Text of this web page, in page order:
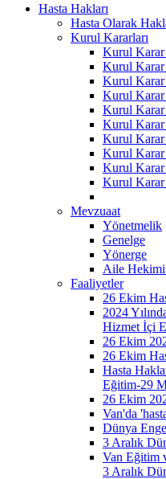
Hasta Hakları
Hasta Olarak
Kurul Kararları
Kurul Karar
Kurul Karar
Kurul Karar
Kurul Karar
Kurul Karar
Kurul Karar
Kurul Karar
Kurul Karar
Kurul Karar
Kurul Karar
Mevzuaat
Yönetmelik
Genelge
Yönerge
Aile Hekimi
Faaliyetler
26 Ekim
2024
Hizmet İçi
26 Ekim
26 Ekim
Hasta
Eğitim-29
26 Ekim
Van'da
Dünya
3 Aralık
Van Eğitim
3 Aralık